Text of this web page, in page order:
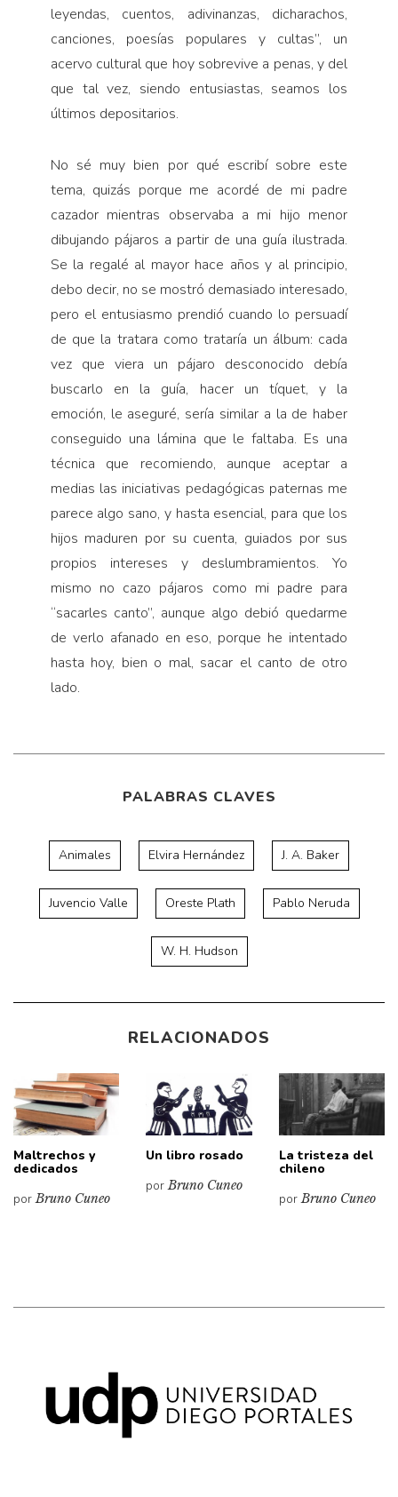
leyendas, cuentos, adivinanzas, dicharachos,
canciones, poesías populares y cultas”, un
acervo cultural que hoy sobrevive a penas, y del
que tal vez, siendo entusiastas, seamos los
últimos depositarios.
No sé muy bien por qué escribí sobre este
tema, quizás porque me acordé de mi padre
cazador mientras observaba a mi hijo menor
dibujando pájaros a partir de una guía ilustrada.
Se la regalé al mayor hace años y al principio,
debo decir, no se mostró demasiado interesado,
pero el entusiasmo prendió cuando lo persuadí
de que la tratara como trataría un álbum: cada
vez que viera un pájaro desconocido debía
buscarlo en la guía, hacer un tíquet, y la
emoción, le aseguré, sería similar a la de haber
conseguido una lámina que le faltaba. Es una
técnica que recomiendo, aunque aceptar a
medias las iniciativas pedagógicas paternas me
parece algo sano, y hasta esencial, para que los
hijos maduren por su cuenta, guiados por sus
propios intereses y deslumbramientos. Yo
mismo no cazo pájaros como mi padre para
“sacarles canto”, aunque algo debió quedarme
de verlo afanado en eso, porque he intentado
hasta hoy, bien o mal, sacar el canto de otro
lado.
PALABRAS CLAVES
Animales Elvira Hernández J. A. Baker
Juvencio Valle Oreste Plath Pablo Neruda
W. H. Hudson
RELACIONADOS
Maltrechos y
dedicados
porBruno Cuneo
Un libro rosado
porBruno Cuneo
La tristeza del
chileno
porBruno Cuneo